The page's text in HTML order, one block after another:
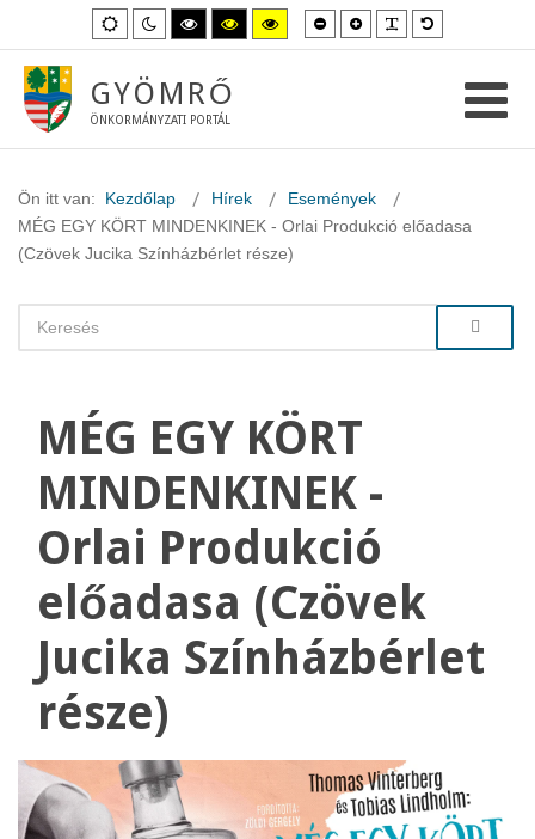
Alapértelmezett
mód
Éjszakai
mód
Magas
kontraszt
fekete-
mód.
Magas
kontraszt
fekete-
Magas
kontraszt
sárga-
Kisebb
betűméret
Nagyobb
betűméret
GYÖMRŐ
ÖNKORMÁNYZATI PORTÁL
Ön itt van: Kezdőlap Hírek
Események
MÉG EGY KÖRT MINDENKINEK - Orlai Produkció előadasa
(Czövek Jucika Színházbérlet része)
MÉG EGY KÖRT
MINDENKINEK -
Orlai Produkció
előadasa (Czövek
Jucika Színházbérlet
része)